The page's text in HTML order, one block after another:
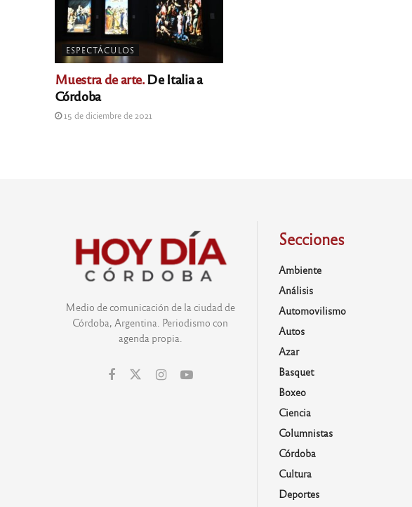
ESPECTÁCULOS
Muestra de arte.De Italia a
Córdoba
15 de diciembre de 2021
Medio de comunicación de la ciudad de
Córdoba, Argentina. Periodismo con
agenda propia.
Secciones
Ambiente
Análisis
Automovilismo
Autos
Azar
Basquet
Boxeo
Ciencia
Columnistas
Córdoba
Cultura
Deportes